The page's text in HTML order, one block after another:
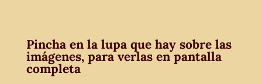
Pincha en la lupa que hay sobre las
imágenes, para verlas en pantalla
completa